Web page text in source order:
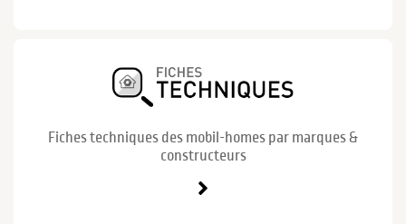
Fiches techniques des mobil-homes par marques &
constructeurs